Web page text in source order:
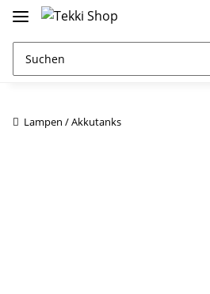
Lampen / Akkutanks